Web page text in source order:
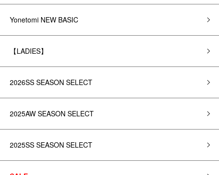
Yonetomi NEW BASIC
【LADIES】
2026SS SEASON SELECT
2025AW SEASON SELECT
2025SS SEASON SELECT